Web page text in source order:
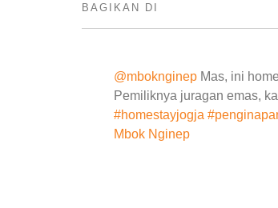
BAGIKAN DI
@mboknginep Mas, ini
Pemiliknya juragan emas,
#homestayjogja
Mbok Nginep